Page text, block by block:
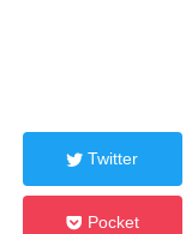
Twitter
Pocket